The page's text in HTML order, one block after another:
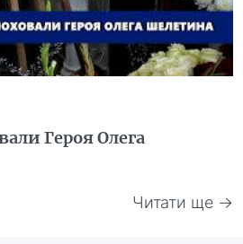
Героя Олега
Читати ще →